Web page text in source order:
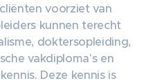
voorziet van
kunnen terecht
doktersopleiding,
vakdiploma's en
Deze kennis is